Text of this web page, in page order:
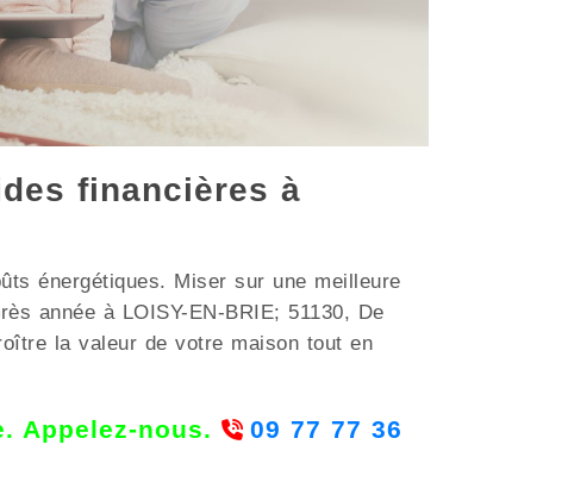
financières à
énergétiques. Miser sur une meilleure
année à LOISY-EN-BRIE; 51130, De
la valeur de votre maison tout en
Appelez-nous.
09 77 77 36